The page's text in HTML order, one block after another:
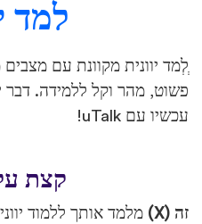
למד
ְלְמד יוונית מקוונת עם
פשוט, מהר וקל ללמידה. דבר
עכשיו עם uTalk!
קצת על
זה (X)
מלמד אותך ללמוד